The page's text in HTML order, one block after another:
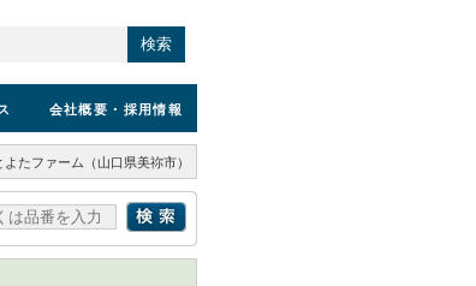
検索
会社概要 ・採用情報
たファーム（山口県美祢市）